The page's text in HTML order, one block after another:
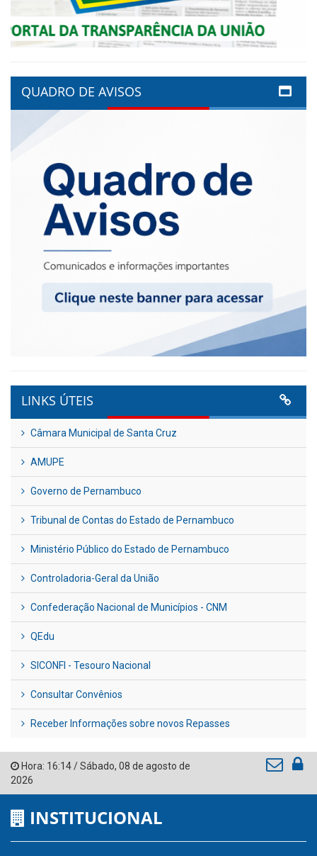
QUADRO DE AVISOS
LINKS ÚTEIS
Câmara Municipal de Santa Cruz
AMUPE
Governo de Pernambuco
Tribunal de Contas do Estado de Pernambuco
Ministério Público do Estado de Pernambuco
Controladoria-Geral da União
Confederação Nacional de Municípios - CNM
QEdu
SICONFI - Tesouro Nacional
Consultar Convênios
Receber Informações sobre novos Repasses
Hora: 16:14/Sábado, 08 de agosto de
2026
INSTITUCIONAL